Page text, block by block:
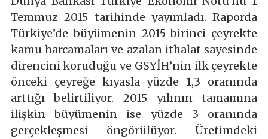
Temmuz 2015 tarihinde yayımladı. Raporda
Türkiye’de büyümenin 2015 birinci çeyrekte
kamu harcamaları ve azalan ithalat sayesinde
direncini koruduğu ve GSYİH’nin ilk çeyrekte
önceki çeyreğe kıyasla yüzde 1,3 oranında
arttığı belirtiliyor. 2015 yılının tamamına
ilişkin büyümenin ise yüzde 3 oranında
gerçekleşmesi öngörülüyor. Üretimdeki